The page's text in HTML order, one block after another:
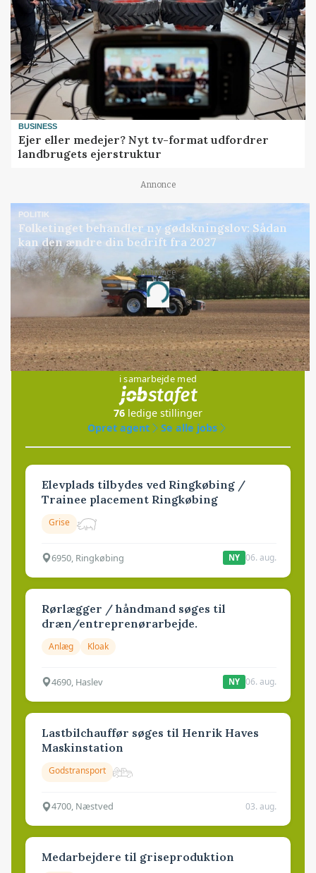
BUSINESS
Ejer eller medejer? Nyt tv-format udfordrer
landbrugets ejerstruktur
Annonce
POLITIK
Folketinget behandler ny gødskningslov: Sådan
kan den ændre din bedrift fra 2027
Annonce
Loading...
Jobs
i samarbejde med
76 ledige stillinger
Opret agent
Se alle jobs
Elevplads tilbydes ved Ringkøbing /
Trainee placement Ringkøbing
Grise
6950, Ringkøbing NY 06. aug.
Rørlægger / håndmand søges til
dræn/entreprenørarbejde.
Anlæg Kloak
4690, Haslev NY 06. aug.
Lastbilchauffør søges til Henrik Haves
Maskinstation
Godstransport
4700, Næstved 03. aug.
Medarbejdere til griseproduktion